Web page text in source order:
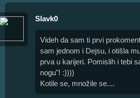
Slavk0
Videh da sam ti prvi
sam jednom i Dejsu, i otišla
prva u karijeri. Pomislih i tebi
nogu"! :))))
Kotile se, množile se....